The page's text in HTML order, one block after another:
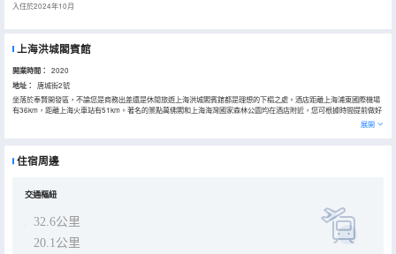
入住於2024年10月
上海洪城閣賓館
開業時間： 2020
地址：
唐城街2號
坐落於奉賢開發區，不論您是商務出差還是休閒旅遊上海洪城閣賓館都是理想的下榻之處。酒店距離上海浦東國際機場
有36km，距離上海火車站有51km。著名的景點萬佛閣和上海海灣國家森林公園均在酒店附近，您可根據時間提前做好
展開
住宿周邊
交通樞紐
32.6公里
20.1公里